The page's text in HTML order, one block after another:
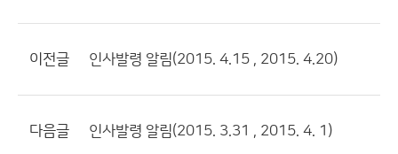
이전글 인사발령 알림(2015. 4.15 , 2015. 4.20)
다음글 인사발령 알림(2015. 3.31 , 2015. 4. 1)